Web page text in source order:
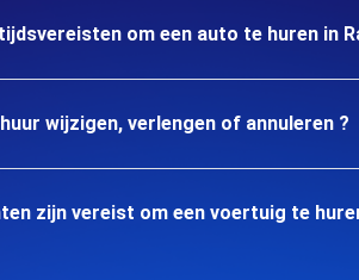
om een auto te huren in
wijzigen, verlengen of annuleren ?
zijn vereist om een voertuig te